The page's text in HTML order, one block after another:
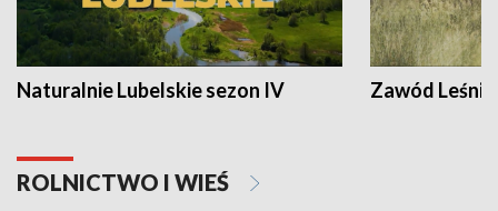
Naturalnie Lubelskie sezon IV Zawód Leśnik
ROLNICTWO I WIEŚ